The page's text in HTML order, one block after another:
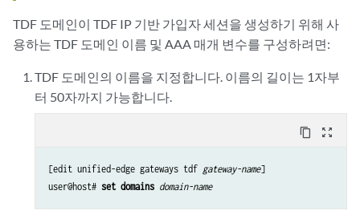
TDF 도메인이 TDF IP 기반 가입자 세션을 생성하기 위해 사
용하는 TDF 도메인 이름 및 AAA 매개 변수를 구성하려면:
TDF 도메인의 이름을 지정합니다. 이름의 길이는 1자부
터 50자까지 가능합니다.
content_copy zoom_out_map
[edit unified-edge gateways tdf gateway-name]
user@host# set domains domain-name